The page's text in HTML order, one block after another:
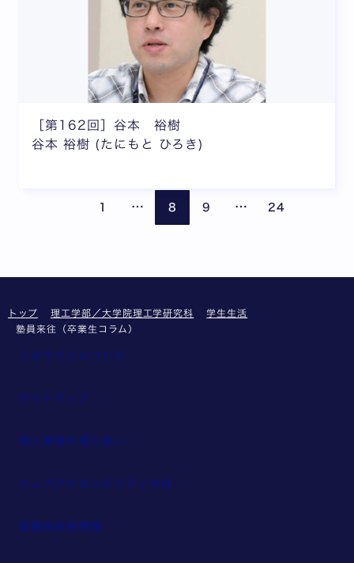
［第162回］谷本 裕樹
谷本 裕樹 (たにもと ひろき)
1 … 8 9 … 24
トップ 理工学部／大学院理工学研究科
学生生活
塾員来往（卒業生コラム）
このサイトについて
サイトマップ
個人情報の取り扱い
ウェブアクセシビリティ方針
教職員採用情報